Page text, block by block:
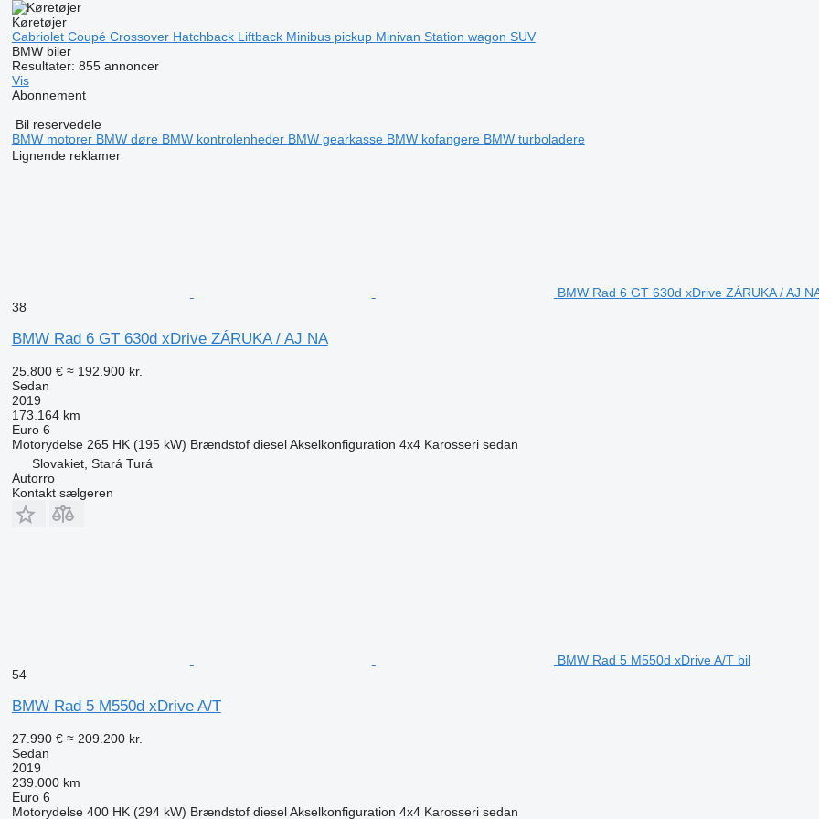
Køretøjer
Cabriolet Coupé Crossover Hatchback Liftback Minibus pickup Minivan Station wagon SUV
BMW biler
Resultater: 855 annoncer
Vis
Abonnement
Bil reservedele
BMW motorer BMW døre BMW kontrolenheder BMW gearkasse BMW kofangere BMW turboladere
Lignende reklamer
BMW Rad 6 GT 630d xDrive ZÁRUKA / AJ
38
BMW Rad 6 GT 630d xDrive ZÁRUKA / AJ NA
25.800 € ≈ 192.900 kr.
Sedan
2019
173.164 km
Euro 6
Motorydelse 265 HK (195 kW) Brændstof diesel Akselkonfiguration 4x4 Karosseri sedan
Slovakiet, Stará Turá
Autorro
Kontakt sælgeren
BMW Rad 5 M550d xDrive A/T bil
54
BMW Rad 5 M550d xDrive A/T
27.990 € ≈ 209.200 kr.
Sedan
2019
239.000 km
Euro 6
Motorydelse 400 HK (294 kW) Brændstof diesel Akselkonfiguration 4x4 Karosseri sedan